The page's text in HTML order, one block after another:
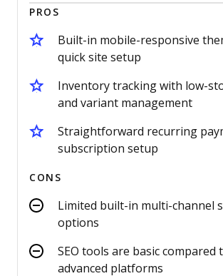
PROS
Built-in mobile-responsive
quick site setup
Inventory tracking with low-
and variant management
Straightforward recurring
subscription setup
CONS
Limited built-in multi-channel
options
SEO tools are basic compared
advanced platforms